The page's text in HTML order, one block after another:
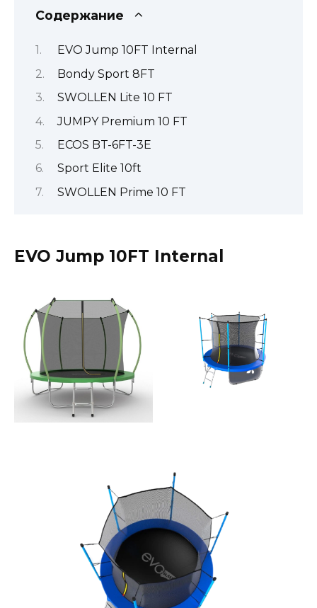
Содержание
EVO Jump 10FT Internal
Bondy Sport 8FT
SWOLLEN Lite 10 FT
JUMPY Premium 10 FT
ECOS BT-6FT-3E
Sport Elite 10ft
SWOLLEN Prime 10 FT
EVO Jump 10FT Internal